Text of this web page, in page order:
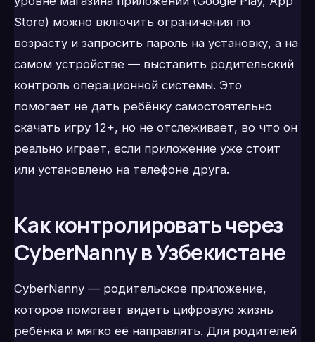
Store) можно включить ограничения по
возрасту и запросить пароль на установку, а на
самом устройстве — выставить родительский
контроль операционной системы. Это
помогает не дать ребёнку самостоятельно
скачать игру 12+, но не отслеживает, во что он
реально играет, если приложение уже стоит
или установлено на телефоне друга.
Как контролировать через
CyberNanny в Узбекистане
CyberNanny — родительское приложение,
которое помогает видеть цифровую жизнь
ребёнка и мягко её направлять. Для родителей